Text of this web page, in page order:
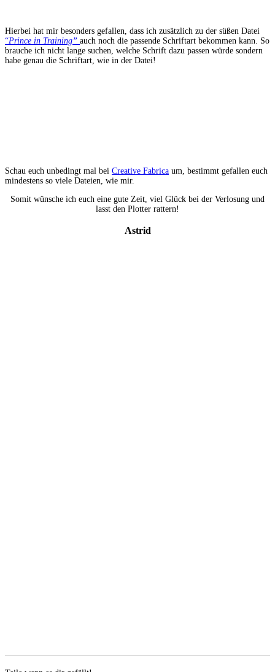
Hierbei hat mir besonders gefallen, dass ich zusätzlich zu der süßen Datei
“Prince in Training” auch noch die passende Schriftart bekommen kann. So
brauche ich nicht lange suchen, welche Schrift dazu passen würde sondern
habe genau die Schriftart, wie in der Datei!
Schau euch unbedingt mal bei Creative Fabrica um, bestimmt gefallen euch
mindestens so viele Dateien, wie mir.
Somit wünsche ich euch eine gute Zeit, viel Glück bei der Verlosung und
lasst den Plotter rattern!
Astrid